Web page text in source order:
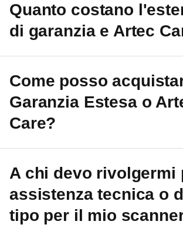
Quanto costano
di garanzia e Artec
Come posso
Garanzia Estesa o
Care?
A chi devo rivolgermi
assistenza tecnica o
tipo per il mio